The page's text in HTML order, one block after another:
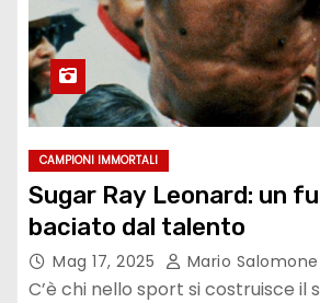
CAMPIONI IMMORTALI
Sugar Ray Leonard: un
baciato dal talento
Mag 17, 2025 Mario Salomone
C’è chi nello sport si costruisce il